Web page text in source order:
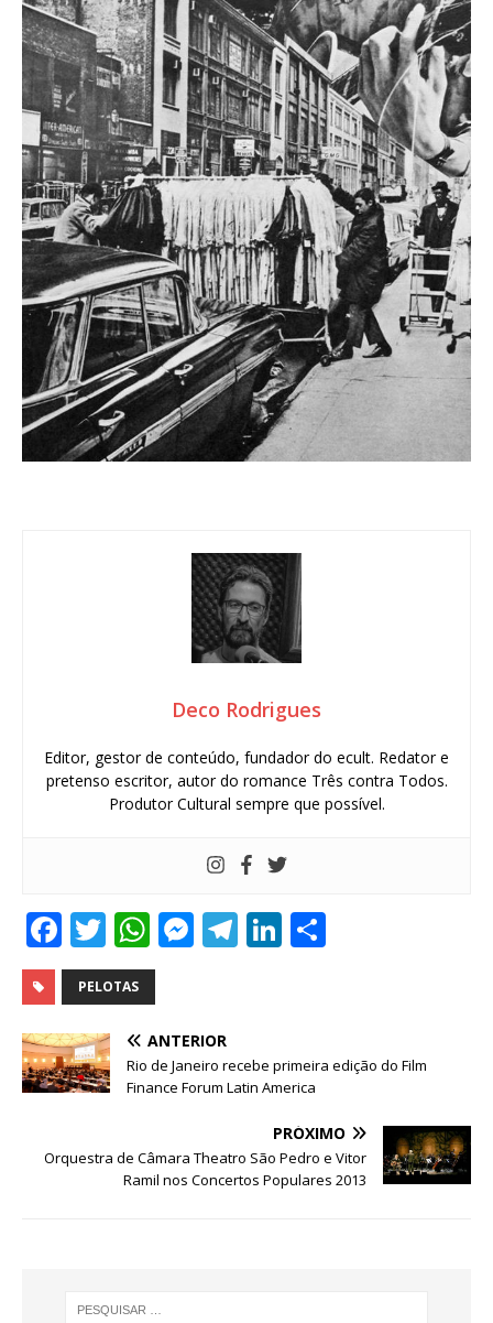
Deco Rodrigues
Editor, gestor de conteúdo, fundador do ecult. Redator e
pretenso escritor, autor do romance Três contra Todos.
Produtor Cultural sempre que possível.
F
a
c
e
b
o
k
T
w
it
te
r
W
h
at
s
A
p
p
M
e
n
g
e
r
T
ra
m
Li
dI
n
PELOTAS
ANTERIOR
Rio de Janeiro recebe primeira edição do Film
Finance Forum Latin America
PRÓXIMO
Orquestra de Câmara Theatro São Pedro e Vitor
Ramil nos Concertos Populares 2013